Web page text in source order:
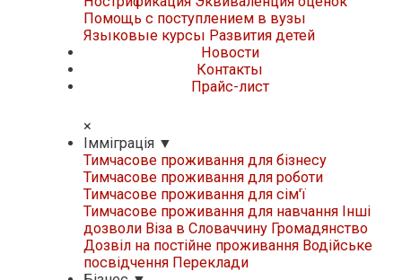
Помощь с поступлением в вузы
Языковые курсы Развития детей
Новости
Контакты
Прайс-лист
×
Iммiграцiя ▼
Тимчасове проживання для бізнесу
Тимчасове проживання для роботи
Тимчасове проживання для сім'ї
Тимчасове проживання для навчання Iнші
дозволи Віза в Словаччину Громадянство
Дозвіл на постійне проживання Водійське
посвідчення Переклади